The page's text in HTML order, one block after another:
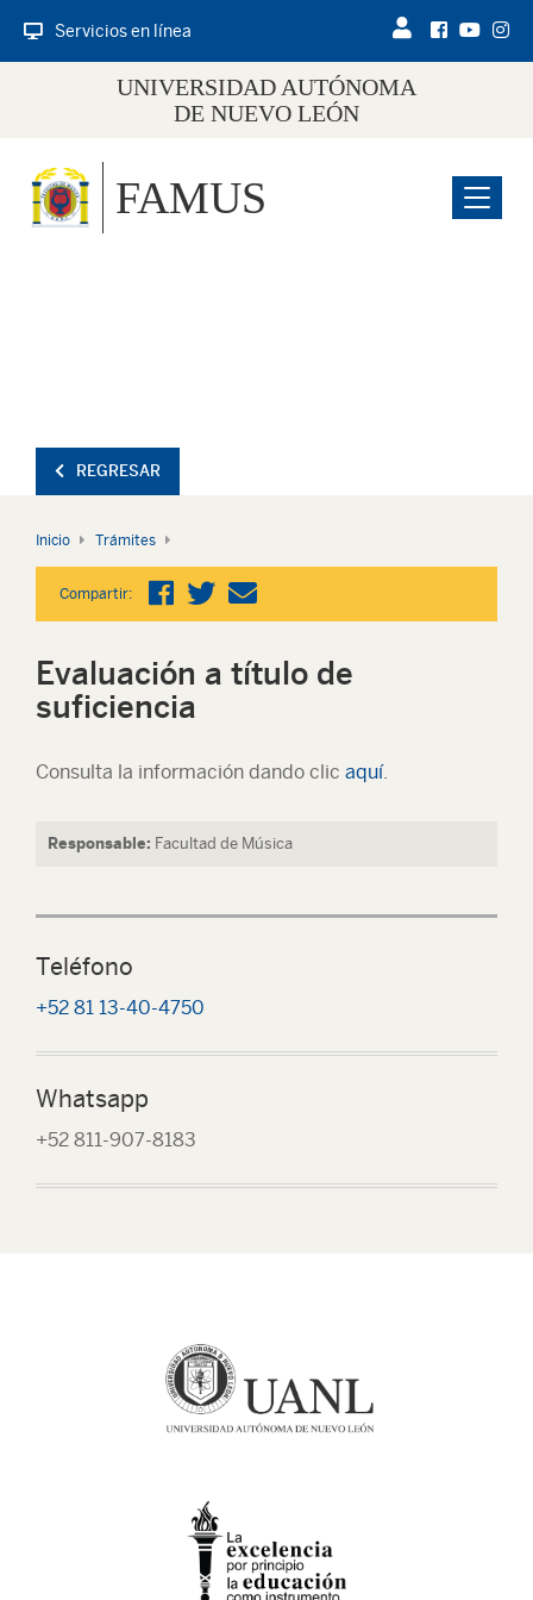
Servicios en línea
UNIVERSIDAD AUTÓNOMA
DE NUEVO LEÓN
Menu
FAMUS
REGRESAR
Inicio Trámites
Compartir:
Evaluación a título de
suficiencia
Consulta la información dando clic aquí.
Responsable: Facultad de Música
Teléfono
+52 81 13-40-4750
Whatsapp
+52 811-907-8183